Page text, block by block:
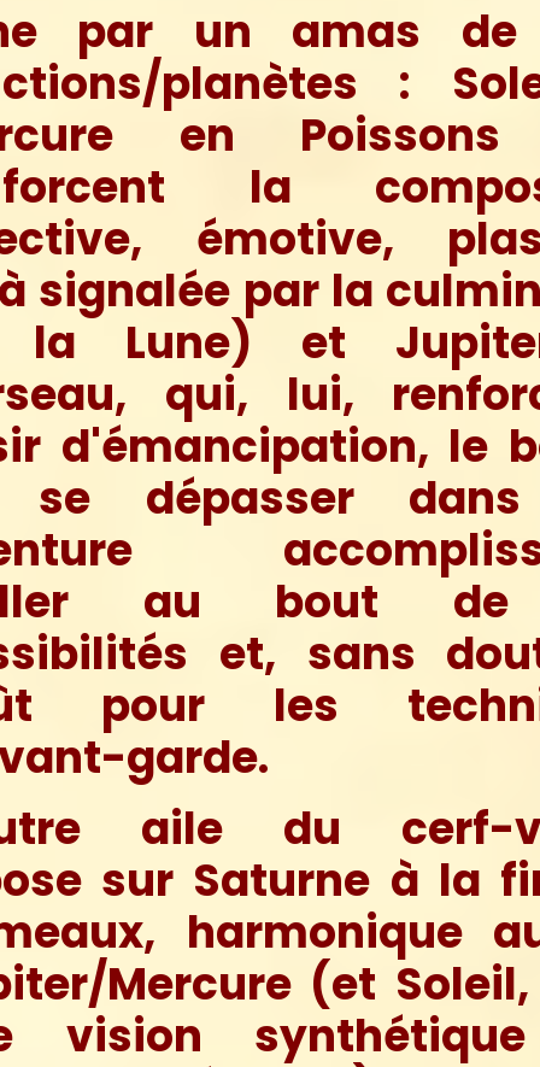
par un amas de
planètes :
en
la
émotive,
signalée par la
la Lune) et
qui, lui,
d'émancipation, le
se dépasser
au bout de
et, sans
pour les
garde.
aile du cerf-
sur Saturne à la
harmonique
Mercure (et
vision